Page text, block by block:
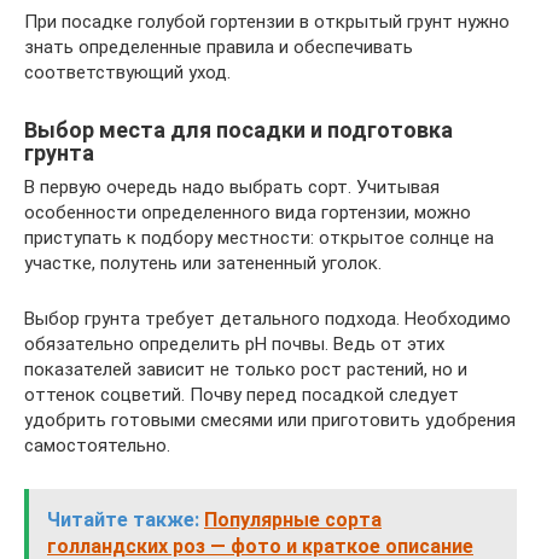
При посадке голубой гортензии в открытый грунт нужно
знать определенные правила и обеспечивать
соответствующий уход.
Выбор места для посадки и подготовка
грунта
В первую очередь надо выбрать сорт. Учитывая
особенности определенного вида гортензии, можно
приступать к подбору местности: открытое солнце на
участке, полутень или затененный уголок.
Выбор грунта требует детального подхода. Необходимо
обязательно определить рН почвы. Ведь от этих
показателей зависит не только рост растений, но и
оттенок соцветий. Почву перед посадкой следует
удобрить готовыми смесями или приготовить удобрения
самостоятельно.
Читайте также: Популярные сорта
голландских роз — фото и краткое описание